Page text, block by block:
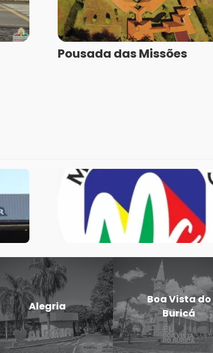
Pousada das Missões
Caibaté
Campina
das Missões